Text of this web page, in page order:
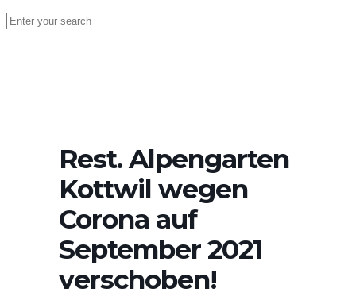
Rest. Alpengarten
Kottwil wegen
Corona auf
September 2021
verschoben!